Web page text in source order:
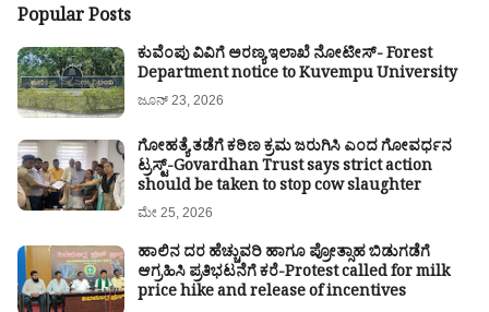
Popular Posts
ಕುವೆಂಪು ವಿವಿಗೆ ಅರಣ್ಯ ಇಲಾಖೆ ನೋಟೀಸ್- Forest
Department notice to Kuvempu University
ಜೂನ್ 23, 2026
ಗೋಹತ್ಯೆ ತಡೆಗೆ ಕಠಿಣ ಕ್ರಮ ಜರುಗಿಸಿ ಎಂದ ಗೋವರ್ಧನ
ಟ್ರಸ್ಟ್-Govardhan Trust says strict action
should be taken to stop cow slaughter
ಮೇ 25, 2026
ಹಾಲಿನ ದರ ಹೆಚ್ಚುವರಿ ಹಾಗೂ ಪ್ರೋತ್ಸಾಹ ಬಿಡುಗಡೆಗೆ
ಆಗ್ರಹಿಸಿ ಪ್ರತಿಭಟನೆಗೆ ಕರೆ-Protest called for milk
price hike and release of incentives